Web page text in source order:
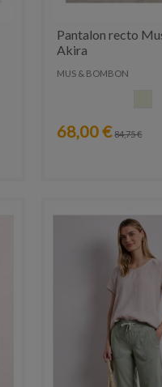
Pantalon recto
Akira
MUS & BOMBON
68,00 € 84,75 €